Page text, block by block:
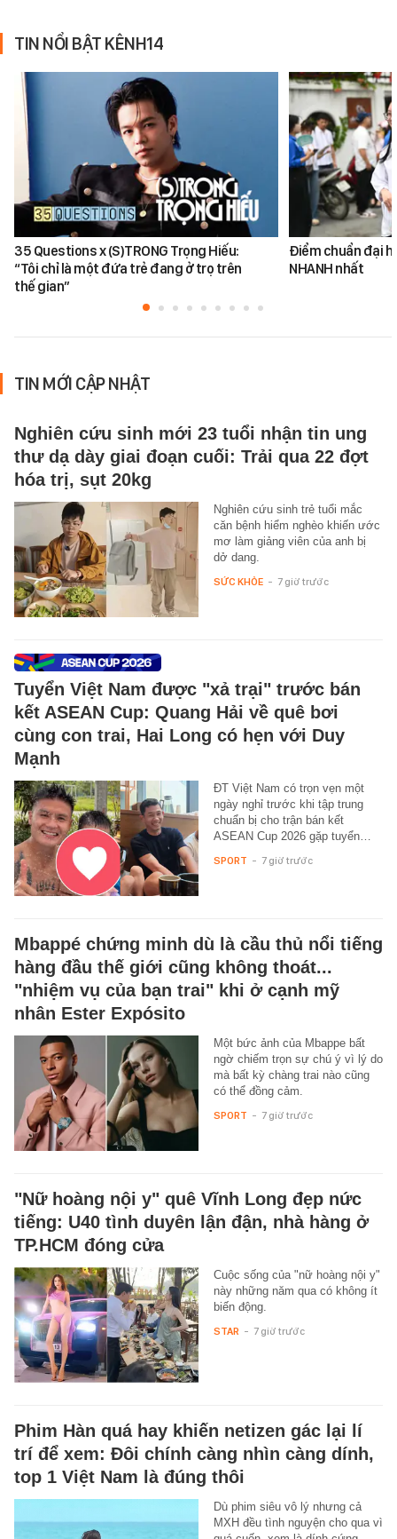
TIN NỔI BẬT KÊNH14
35 Questions x (S)TRONG Trọng Hiếu:
“Tôi chỉ là một đứa trẻ đang ở trọ trên
thế gian”
Điểm chuẩn đại
NHANH nhất
TIN MỚI CẬP NHẬT
Nghiên cứu sinh mới 23 tuổi nhận tin ung
thư dạ dày giai đoạn cuối: Trải qua 22 đợt
hóa trị, sụt 20kg
Nghiên cứu sinh trẻ tuổi mắc
căn bệnh hiểm nghèo khiến ước
mơ làm giảng viên của anh bị
dở dang.
SỨC KHỎE - 7 giờ trước
Tuyển Việt Nam được "xả trại" trước bán
kết ASEAN Cup: Quang Hải về quê bơi
cùng con trai, Hai Long có hẹn với Duy
Mạnh
ĐT Việt Nam có trọn vẹn một
ngày nghỉ trước khi tập trung
chuẩn bị cho trận bán kết
ASEAN Cup 2026 gặp tuyển…
SPORT - 7 giờ trước
Mbappé chứng minh dù là cầu thủ nổi tiếng
hàng đầu thế giới cũng không thoát...
"nhiệm vụ của bạn trai" khi ở cạnh mỹ
nhân Ester Expósito
Một bức ảnh của Mbappe bất
ngờ chiếm trọn sự chú ý vì lý do
mà bất kỳ chàng trai nào cũng
có thể đồng cảm.
SPORT - 7 giờ trước
"Nữ hoàng nội y" quê Vĩnh Long đẹp nức
tiếng: U40 tình duyên lận đận, nhà hàng ở
TP.HCM đóng cửa
Cuộc sống của "nữ hoàng nội y"
này những năm qua có không ít
biến động.
STAR - 7 giờ trước
Phim Hàn quá hay khiến netizen gác lại lí
trí để xem: Đôi chính càng nhìn càng dính,
top 1 Việt Nam là đúng thôi
Dù phim siêu vô lý nhưng cả
MXH đều tình nguyện cho qua vì